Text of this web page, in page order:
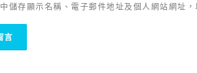
中儲存顯示名稱、電子郵件地址及個人網站網址